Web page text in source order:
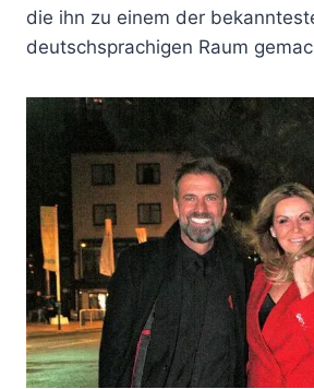
die ihn zu einem der
deutschsprachigen Raum